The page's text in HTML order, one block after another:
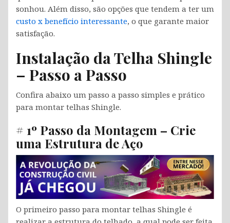
sonhou. Além disso, são opções que tendem a ter um
custo x benefício interessante, o que garante maior
satisfação.
Instalação da Telha Shingle
– Passo a Passo
Confira abaixo um passo a passo simples e prático
para montar telhas Shingle.
# 1º Passo da Montagem – Crie
uma Estrutura de Aço
O primeiro passo para montar telhas Shingle é